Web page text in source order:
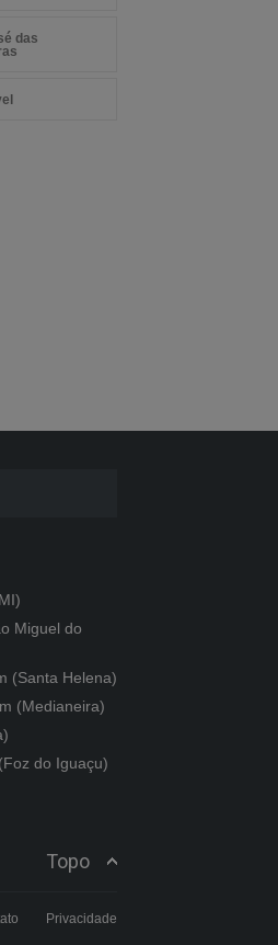
das
Miguel do
(Santa Helena)
(Medianeira)
do Iguaçu)
Topo
Privacidade